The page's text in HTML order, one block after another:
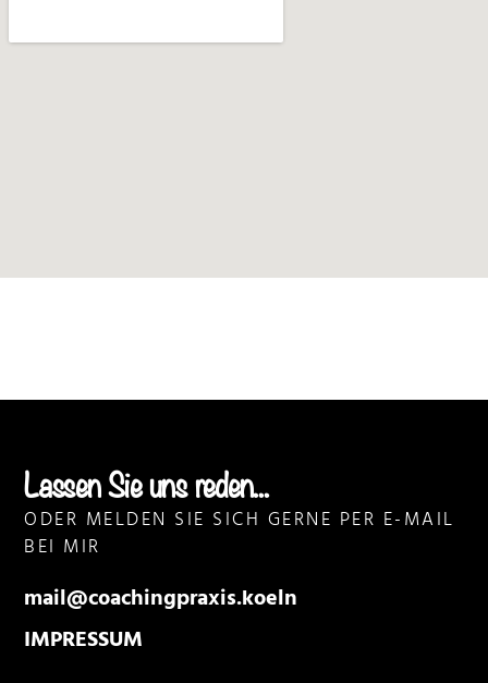
Lassen Sie uns reden...
ODER MELDEN SIE SICH GERNE PER E-MAIL
BEI MIR
mail@coachingpraxis.koeln
IMPRESSUM